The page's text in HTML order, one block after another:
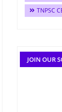
TNPSC
JOIN OUR